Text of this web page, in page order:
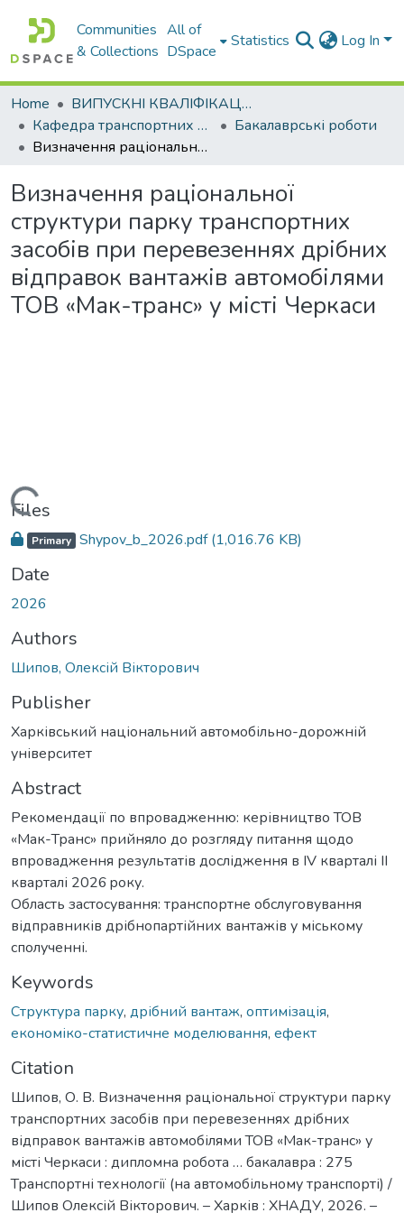
Communities
& Collections
All of
DSpace
Statistics Log In
Home
ВИПУСКНІ КВАЛІФІКАЦІЙНІ РОБОТИ
Кафедра транспортних технологій
Бакалаврські роботи
Визначення раціональної структури парку транспортних засобів при перевезеннях дрібних відправок вантажів автомобілями ТОВ «Мак-транс» у місті Черкаси
Визначення раціональної
структури парку транспортних
засобів при перевезеннях дрібних
відправок вантажів автомобілями
ТОВ «Мак-транс» у місті Черкаси
Loading...
Files
Primary Shypov_b_2026.pdf(1,016.76 KB)
Date
2026
Authors
Шипов, Олексій Вікторович
Publisher
Харківський національний автомобільно-дорожній
університет
Abstract
Рекомендації по впровадженню: керівництво ТОВ
«Мак-Транс» прийняло до розгляду питання щодо
впровадження результатів дослідження в IV кварталі II
кварталі 2026 року.
Область застосування: транспортне обслуговування
відправників дрібнопартійних вантажів у міському
сполученні.
Keywords
Структура парку, дрібний вантаж, оптимізація,
економіко-статистичне моделювання, ефект
Citation
Шипов, О. В. Визначення раціональної структури парку
транспортних засобів при перевезеннях дрібних
відправок вантажів автомобілями ТОВ «Мак-транс» у
місті Черкаси : дипломна робота … бакалавра : 275
Транспортні технології (на автомобільному транспорті) /
Шипов Олексій Вікторович. – Харків : ХНАДУ, 2026. –